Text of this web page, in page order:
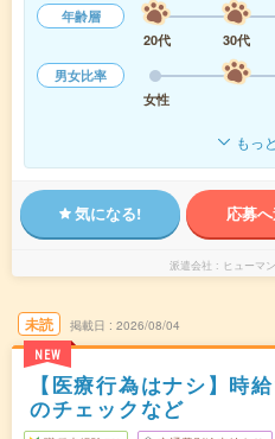
年齢層
20代
30代
男女比率
女性
もっ
気になる! 応募
派遣会社 ヒューマ
未読
NEW
掲載日 2026/08/04
【医療行為はナシ】時
のチェックなど